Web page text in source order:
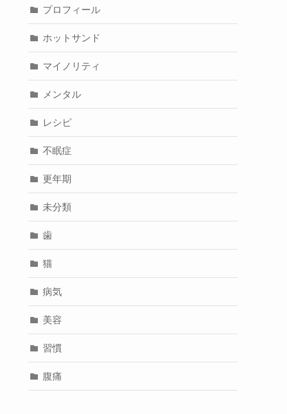
プロフィール
ホットサンド
マイノリティ
メンタル
レシピ
不眠症
更年期
未分類
歯
猫
病気
美容
習慣
腹痛